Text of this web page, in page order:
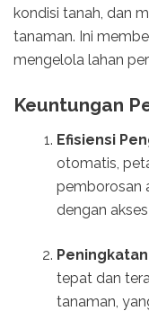
kondisi tanah, dan
tanaman. Ini
mengelola lahan
Keuntungan
Efisiensi
otomatis,
pemborosan
dengan
tepat dan
tanaman,